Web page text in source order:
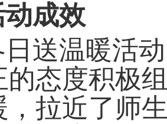
动成效
送温暖活
的态度积极
，拉近了师